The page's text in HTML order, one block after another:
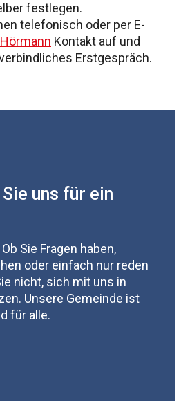
festlegen.
telefonisch oder per E-
Kontakt auf und
Erstgespräch.
uns für ein
Sie Fragen haben,
oder einfach nur reden
nicht, sich mit uns in
Unsere Gemeinde ist
für alle.